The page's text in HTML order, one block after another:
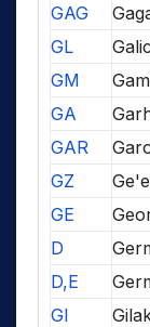
GAG
GL
GM
GA
GAR
GZ
GE
D
D,E
GI